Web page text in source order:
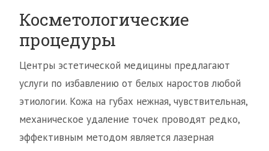
Косметологические
процедуры
Центры эстетической медицины предлагают
услуги по избавлению от белых наростов любой
этиологии. Кожа на губах нежная, чувствительная,
механическое удаление точек проводят редко,
эффективным методом является лазерная